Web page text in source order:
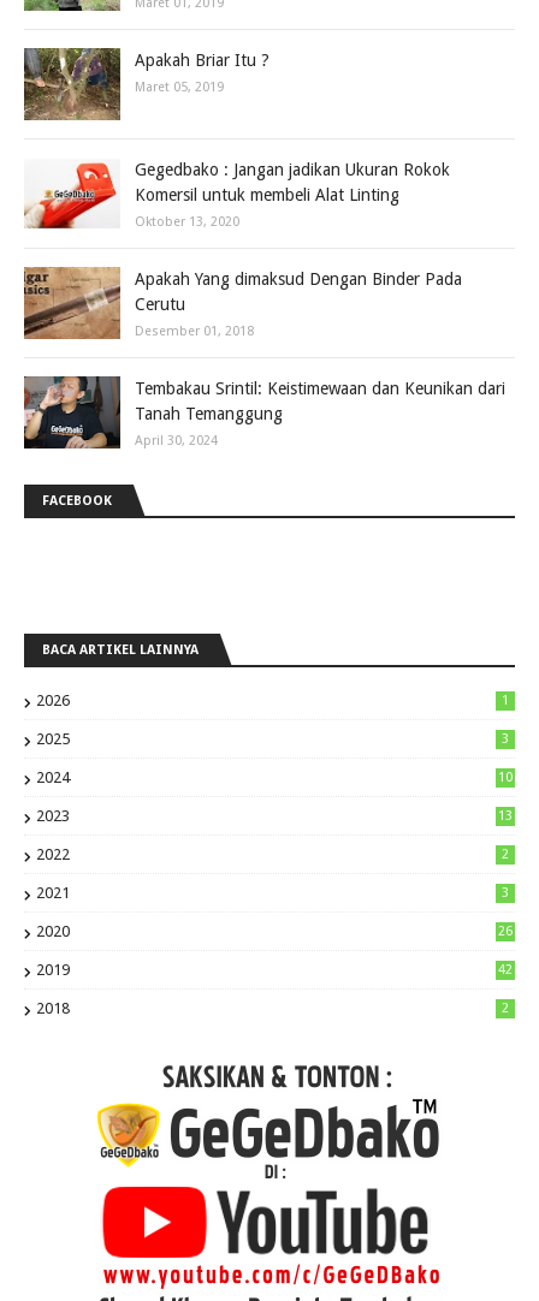
Apakah Briar Itu ?
Maret 05, 2019
Gegedbako : Jangan jadikan Ukuran Rokok
Komersil untuk membeli Alat Linting
Oktober 13, 2020
Apakah Yang dimaksud Dengan Binder Pada
Cerutu
Desember 01, 2018
Tembakau Srintil: Keistimewaan dan Keunikan dari
Tanah Temanggung
April 30, 2024
FACEBOOK
BACA ARTIKEL LAINNYA
2026 1
2025 3
2024 10
2023 13
2022 2
2021 3
2020 26
2019 42
2018 2